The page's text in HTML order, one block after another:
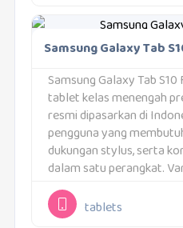
Samsung Galaxy Tab
Samsung Galaxy Tab
tablet kelas menengah
resmi dipasarkan di
pengguna yang
dukungan stylus, serta
dalam satu perangkat.
menempati posisi unik di
membawa banyak fitur...
tablets